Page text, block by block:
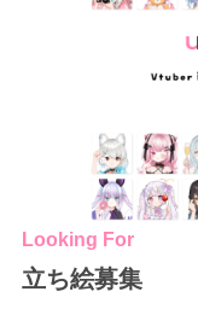
Looking For
立ち絵募集